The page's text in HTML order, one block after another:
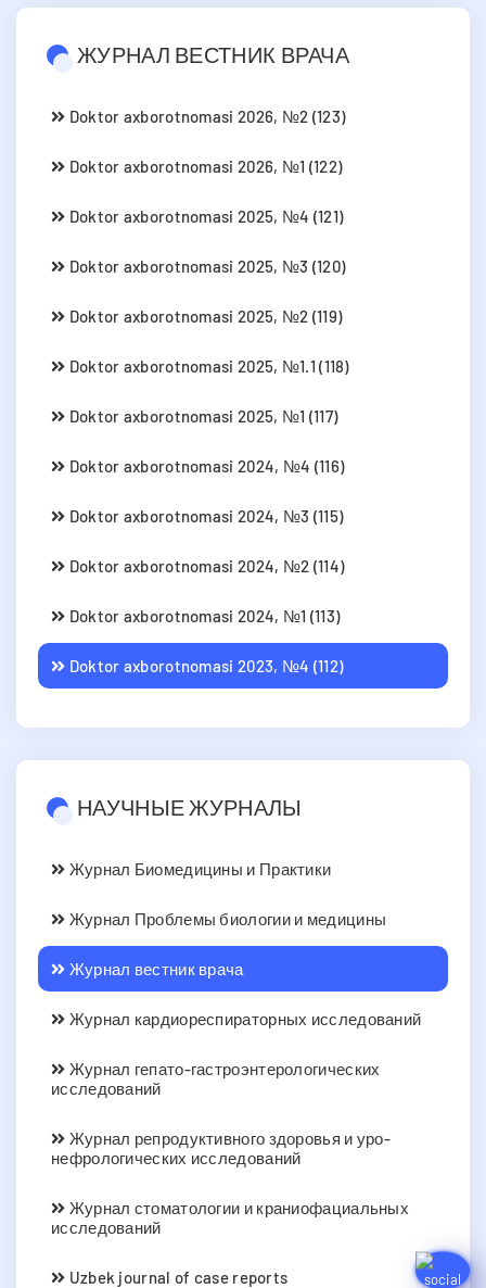
ЖУРНАЛ ВЕСТНИК ВРАЧА
Doktor axborotnomasi 2026, №2 (123)
Doktor axborotnomasi 2026, №1 (122)
Doktor axborotnomasi 2025, №4 (121)
Doktor axborotnomasi 2025, №3 (120)
Doktor axborotnomasi 2025, №2 (119)
Doktor axborotnomasi 2025, №1.1 (118)
Doktor axborotnomasi 2025, №1 (117)
Doktor axborotnomasi 2024, №4 (116)
Doktor axborotnomasi 2024, №3 (115)
Doktor axborotnomasi 2024, №2 (114)
Doktor axborotnomasi 2024, №1 (113)
Doktor axborotnomasi 2023, №4 (112)
НАУЧНЫЕ ЖУРНАЛЫ
Журнал Биомедицины и Практики
Журнал Проблемы биологии и медицины
Журнал вестник врача
Журнал кардиореспираторных исследований
Журнал гепато-гастроэнтерологических
исследований
Журнал репродуктивного здоровья и уро-
нефрологических исследований
Журнал стоматологии и краниофациальных
исследований
Uzbek journal of case reports